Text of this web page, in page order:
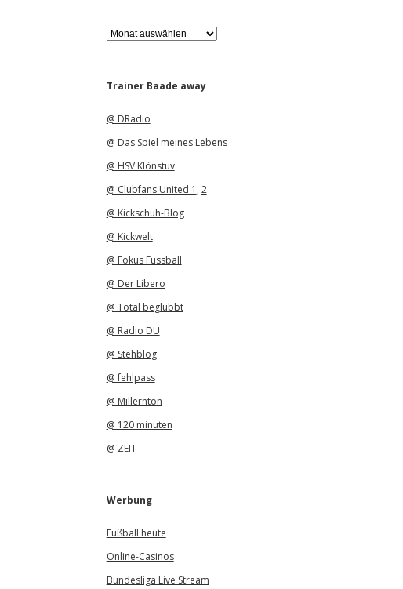
A
r
iTrainer Baade away
@ DRadio
@ Das Spiel meines Lebens
@ HSV Klönstuv
@ Clubfans United 1 , 2
@ Kickschuh-Blog
@ Kickwelt
@ Fokus Fussball
@ Der Libero
@ Total beglubbt
@ Radio DU
@ Stehblog
@ fehlpass
@ Millernton
@ 120 minuten
@ ZEIT
Werbung
Fußball heute
Online-Casinos
Bundesliga Live Stream